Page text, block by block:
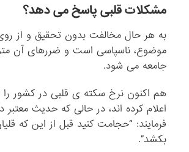
مشکلات قلبی پاسخ می دهد؟
به هر حال مخالفت بدون تحقیق و از
موضوع، ناسپاسی است و ضررهای آن
جامعه می شود.
اعلام کرده اند، در حالی که حدیث معتبر
فرمایند: “حجامت کنید قبل از این که
بکشد”.